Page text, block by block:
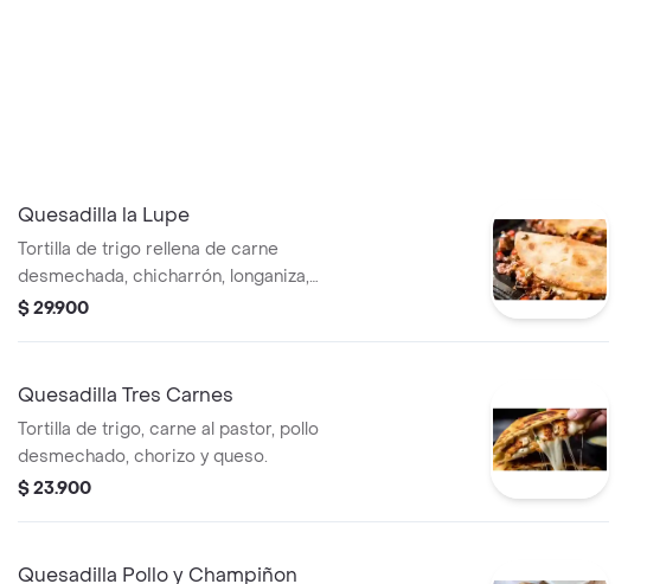
Quesadilla la Lupe
Tortilla de trigo rellena de carne
desmechada, chicharrón, longaniza,
tocineta y queso.
$ 29.900
Quesadilla Tres Carnes
Tortilla de trigo, carne al pastor, pollo
desmechado, chorizo y queso.
$ 23.900
Quesadilla Pollo y Champiñon